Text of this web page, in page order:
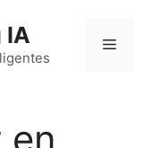
IA
en